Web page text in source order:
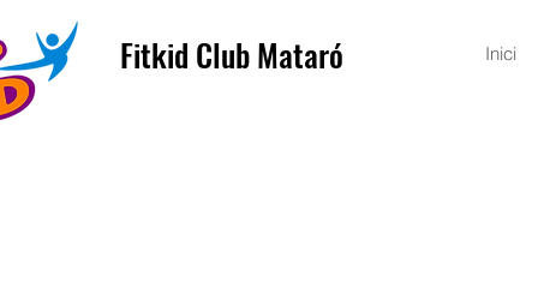
Inici
Fitkid Club Mataró